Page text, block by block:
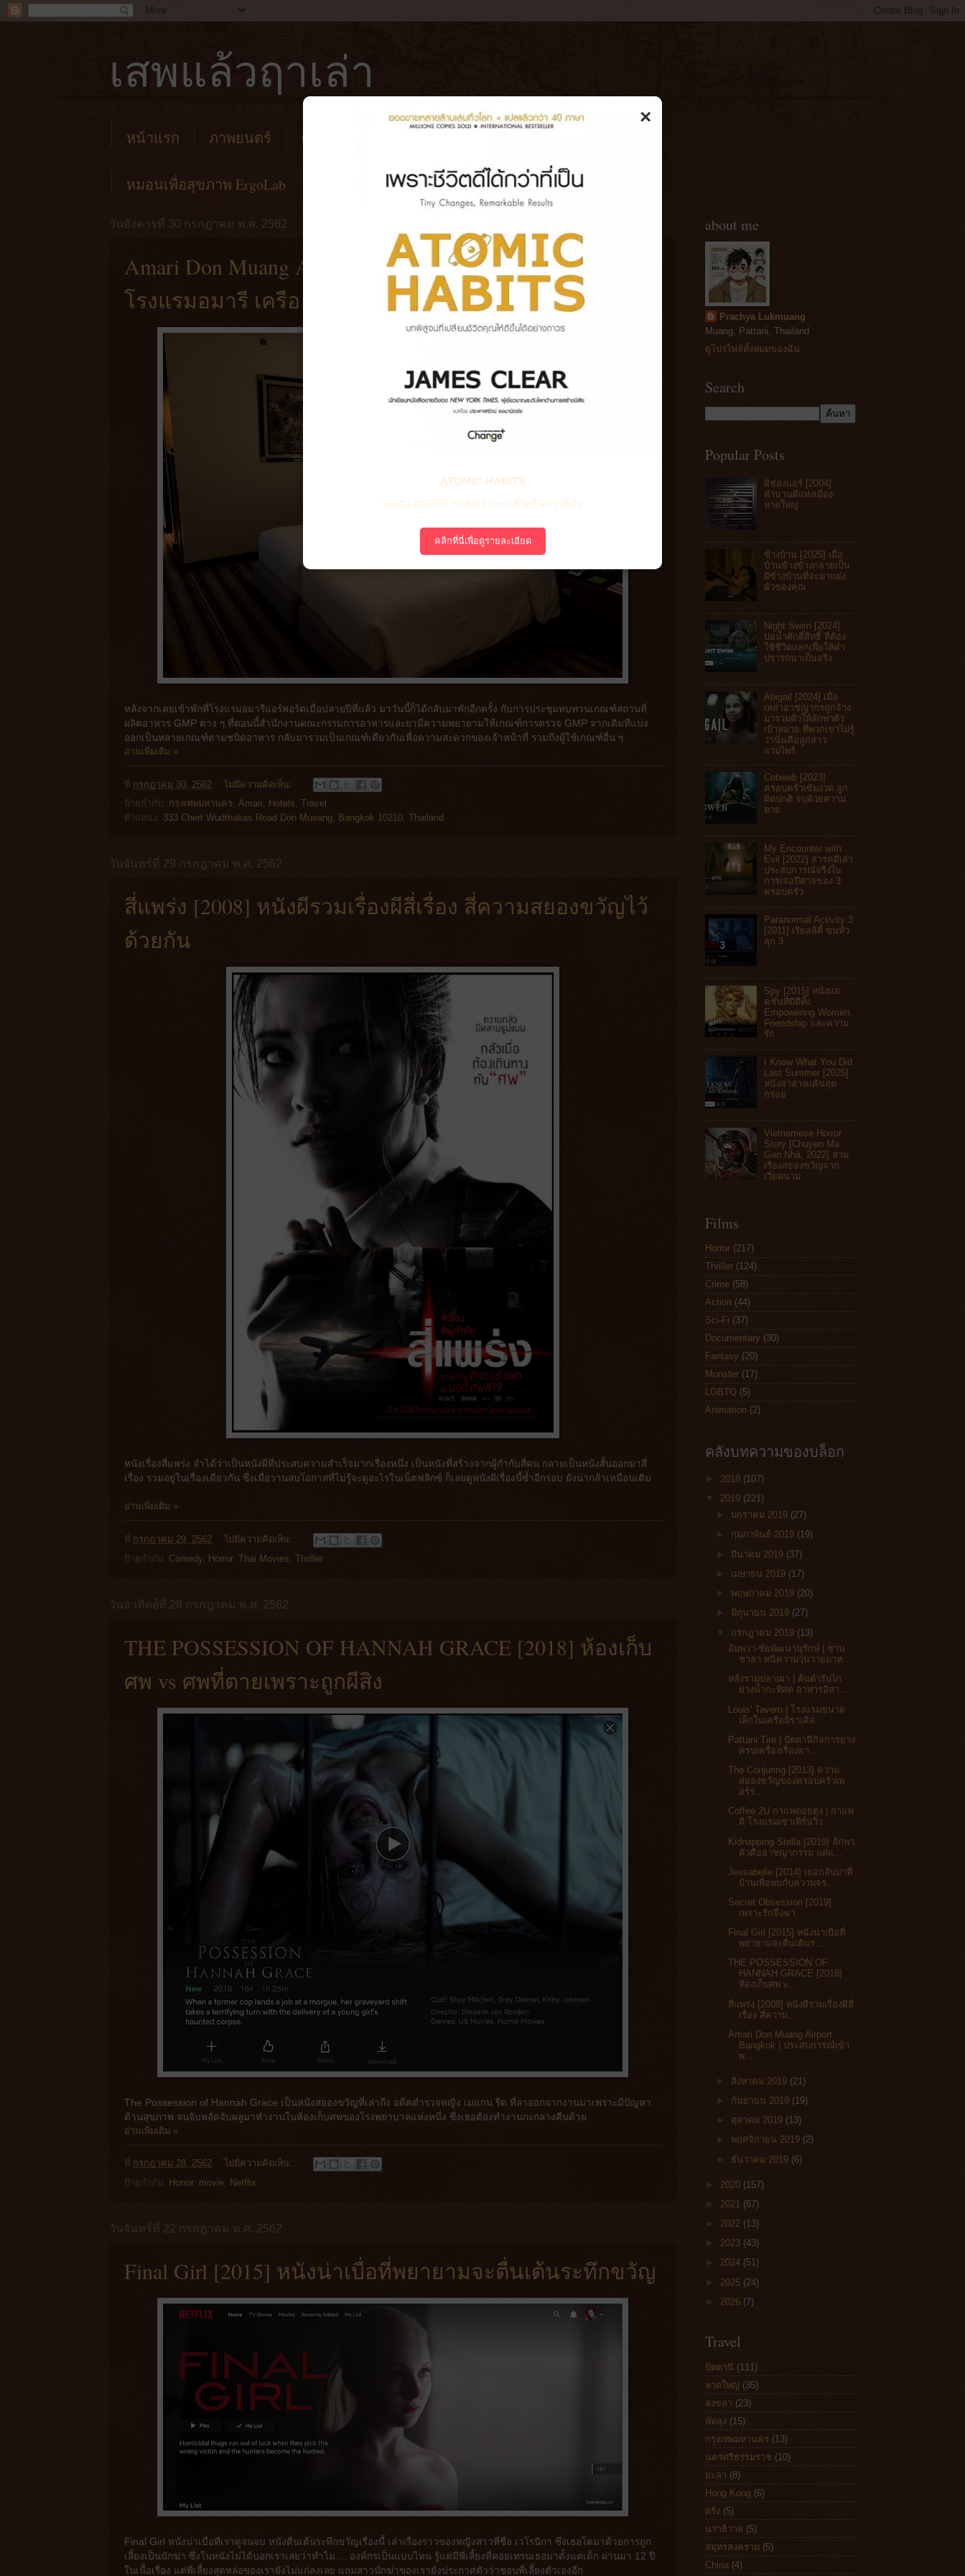
เสพแล้วฤาเล่า
หน้าแรก ภาพยนตร์ คาเฟ่
หมอนเพื่อสุขภาพ ErgoLab
วันอังคารที่ 30 กรกฎาคม พ.ศ. 2562
Amari Don Muang Airport Bangkok‎ | ประสบการณ์เข้าพัก
โรงแรมอมารี เครือ Onyx
หลังจากเคยเข้าพักที่โรงแรมอมารีแอร์พอร์ตเมื่อปลายปีที่แล้ว มาวันนี้ก็ได้กลับมาพักอีกครั้ง กับการประชุมทบทวนเกณฑ์สถานที่
ผลิตอาหาร GMP ต่าง ๆ ที่ตอนนี้สำนักงานคณะกรรมการอาหารและยามีความพยายามให้เกณฑ์การตรวจ GMP จากเดิมที่แบ่ง
ออกเป็นหลายเกณฑ์ตามชนิดอาหาร กลับมารวมเป็นเกณฑ์เดียวกันเพื่อความสะดวกของเจ้าหน้าที่ รวมถึงผู้ใช้เกณฑ์อื่น ๆ
อ่านเพิ่มเติม »
ที่ กรกฎาคม 30, 2562
ไม่มีความคิดเห็น:
ป้ายกำกับ: กรุงเทพมหานคร, Amari, Hotels, Travel
ตำแหน่ง: 333 Chert Wudthakas Road Don Mueang, Bangkok 10210, Thailand
วันจันทร์ที่ 29 กรกฎาคม พ.ศ. 2562
สี่แพร่ง [2008] หนังผีรวมเรื่องผีสี่เรื่อง สี่ความสยองขวัญไว้
ด้วยกัน
หนังเรื่องสี่แพร่ง จำได้ว่าเป็นหนังผีที่ประสบความสำเร็จมากเรื่องหนึ่ง เป็นหนังที่สร้างจากผู้กำกับสี่คน กลายเป็นหนังสั้นออกมาสี่
เรื่อง รวมอยู่ในเรื่องเดียวกัน ซึ่งเมื่อวานสบโอกาสที่ไม่รู้จะดูอะไรในเน็ตฟลิกซ์ ก็เลยดูหนังผีเรื่องนี้ซ้ำอีกรอบ ยังน่ากลัวเหมือนเดิม
อ่านเพิ่มเติม »
ที่ กรกฎาคม 29, 2562
ไม่มีความคิดเห็น:
ป้ายกำกับ: Comedy Horror, Thai Movies Thriller
วันอาทิตย์ที่ 28 กรกฎาคม พ.ศ. 2562
THE POSSESSION OF HANNAH GRACE [2018] ห้องเก็บ
ศพ vs ศพที่ตายเพราะถูกผีสิง
The Possession of Hannah Grace เป็นหนังสยองขวัญที่เล่าถึง อดีตตำรวจหญิง เมแกน รีด ที่ลาออกจากงานมาเพราะมีปัญหา
ด้านสุขภาพ จนจับพลัดจับผลูมาทำงานในห้องเก็บศพของโรงพยาบาลแห่งหนึ่ง ซึ่งเธอต้องทำงานกะกลางคืนด้วย
อ่านเพิ่มเติม »
ที่ กรกฎาคม 28, 2562
ไม่มีความคิดเห็น:
ป้ายกำกับ: Horror, movie Netflix
วันจันทร์ที่ 22 กรกฎาคม พ.ศ. 2562
Final Girl [2015] หนังน่าเบื่อที่พยายามจะตื่นเต้นระทึกขวัญ
Final Girl หนังน่าเบื่อที่เราดูจนจบ หนังตื่นเต้นระทึกขวัญเรื่องนี้ เล่าเรื่องราวของหญิงสาวที่ชื่อ เวโรนิกา ซึ่งเธอโตมาด้วยการถูก
เลี้ยงเป็นนักฆ่า ซึ่งในหนังไม่ได้บอกเราเลยว่าทำไม ... องค์กรเป็นแบบไหน รู้แต่มีพี่เลี้ยงที่คอยเทรนเธอมาตั้งแต่เด็ก ผ่านมา 12 ปี
ในเนื้อเรื่อง แต่พี่เลี้ยงสุดหล่อของเรายังไม่แก่ลงเลย แถมสาวนักฆ่าของเรายังประกาศตัวว่าชอบพี่เลี้ยงตัวเองอีก
about me
Prachya Lukmuang
Muang, Pattani, Thailand
ดูโปรไฟล์ทั้งหมดของฉัน
Search
Popular Posts
ผีช่องแอร์ [2004]
ตำนานผีแห่งเมือง
หาดใหญ่
ข้างบ้าน [2025] เมื่อ
บ้านข้างข้างกลายเป็น
ผีข้างบ้านที่จะมาแย่ง
ผัวของคุณ
Night Swim [2024]
บ่อน้ำศักดิ์สิทธิ์ ที่ต้อง
ใช้ชีวิตแลกเพื่อให้คำ
ปรารถนาเป็นจริง
Abigail [2024] เมื่อ
เหล่าอาชญากรถูกจ้าง
มารวมตัวให้ลักพาตัว
เป้าหมาย ที่พวกเขาไม่รู้
ว่านั่นคือลูกสาว
แวมไพร์
Cobweb [2023]
ครอบครัวเข้มงวด ลูก
ผิดปกติ จบด้วยความ
ตาย
My Encounter with
Evil [2022] สารคดีเล่า
ประสบการณ์จริงใน
การเจอปีศาจของ 3
ครอบครัว
Paranormal Activity 3
[2011] เรียลลิตี้ ขนหัว
ลุก 3
Spy [2015] หนังแอ
คชันที่มีดีทั้ง
Empowering Women,
Friendship และความ
รัก
I Know What You Did
Last Summer [2025]
หนังล่าล่างแค้นสุด
กร่อย
Vietnamese Horror
Story [Chuyen Ma
Gan Nhà, 2022] สาม
เรื่องสยองขวัญจาก
เวียดนาม
Films
Horror (217)
Thriller (124)
Crime (58)
Action (44)
Sci-Fi (37)
Documentary (30)
Fantasy (20)
Monster (17)
LGBTQ (5)
Animation (2)
คลังบทความของบล็อก
► 2018 (107)
▼ 2019 (221)
► มกราคม 2019 (27)
► กุมภาพันธ์ 2019 (19)
► มีนาคม 2019 (37)
► เมษายน 2019 (17)
►พฤษภาคม 2019 (20)
► มิถุนายน 2019 (27)
▼ กรกฎาคม 2019 (13)
อัมพวา-ชัยพัฒนานุรักษ์ | ชาน
ชาลา หนีความวุ่นวายมาห...
หลังรามปลาเผา | ต้นตำรับไก่
ย่างน้ำกะทิสด อาหารอีสา...
Louis' Tavern | โรงแรมขนาด
เล็กในเครือมิราเคิล
Pattani Tire | ปัตตานีกิจการยาง
ครบเครื่องเรื่องยา...
The Conjuring [2013] ความ
สยองขวัญของครอบครัวเพ
อร์ร...
Coffee 2U กาแฟดอยตุง | กาแฟ
ดี โรงแรมเซาเทิร์นวิว
Kidnapping Stella [2019] ลักพา
ตัวคืออาชญากรรม แต่แ...
Jessabelle [2014] เธอกลับมาที่
บ้านเพื่อพบกับความจร...
Secret Obsession [2019]
เพราะรักจึงฆ่า
Final Girl [2015] หนังน่าเบื่อที่
พยายามจะตื่นเต้นร...
THE POSSESSION OF
HANNAH GRACE [2018]
ห้องเก็บศพ v...
สี่แพร่ง [2008] หนังผีรวมเรื่องผีสี่
เรื่อง สี่ความ...
Amari Don Muang Airport
Bangkok‎ | ประสบการณ์เข้า
พ...
► สิงหาคม 2019 (21)
► กันยายน 2019 (19)
► ตุลาคม 2019 (13)
►พฤศจิกายน 2019 (2)
► ธันวาคม 2019 (6)
► 2020 (157)
► 2021 (67)
► 2022 (13)
► 2023 (43)
► 2024 (51)
► 2025 (24)
► 2026 (7)
Travel
ปัตตานี (111)
หาดใหญ่ (35)
สงขลา (23)
พัทลุง (15)
กรุงเทพมหานคร (13)
นครศรีธรรมราช (10)
ยะลา (8)
Hong Kong (6)
ตรัง (5)
นราธิวาส (5)
สมุทรสงคราม (5)
China (4)
×
ATOMIC HABITS
หนังสือ ATOMIC HABITS เพราะชีวิตดีได้กว่าที่เป็น
คลิกที่นี่เพื่อดูรายละเอียด